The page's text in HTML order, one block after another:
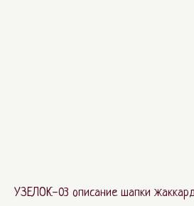
УЗЕЛОК-03 описание шапки